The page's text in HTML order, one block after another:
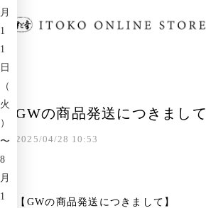
GWの商品発送につきまして
2025/04/28 10:53
【GWの商品発送につきまして】
月
1
1
日
（
火
）
〜
8
月
1